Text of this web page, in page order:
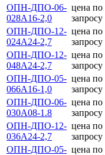
ОПН-ДПО-06-
028А16-2,0
цена по
запросу
ОПН-ДПО-12-
024А24-2,7
цена по
запросу
ОПН-ДПО-12-
048А24-2,7
цена по
запросу
ОПН-ДПО-05-
066А16-1,0
цена по
запросу
ОПН-ДПО-06-
030А08-1.8
цена по
запросу
ОПН-ДПО-12-
036А24-2,7
цена по
запросу
ОПН-ДПО-05- цена по